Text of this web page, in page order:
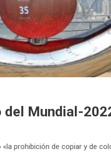
Mundial-
prohibición de copiar y de